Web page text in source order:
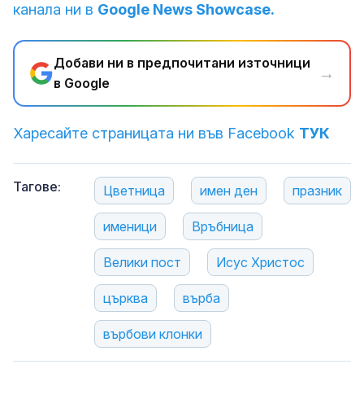
канала ни в Google News Showcase.
Добави ни в предпочитани източници
в Google
→
Харесайте страницата ни във Facebook ТУК
Тагове: Цветница имен ден празник
именици Връбница
Велики пост Исус Христос
църква върба
върбови клонки